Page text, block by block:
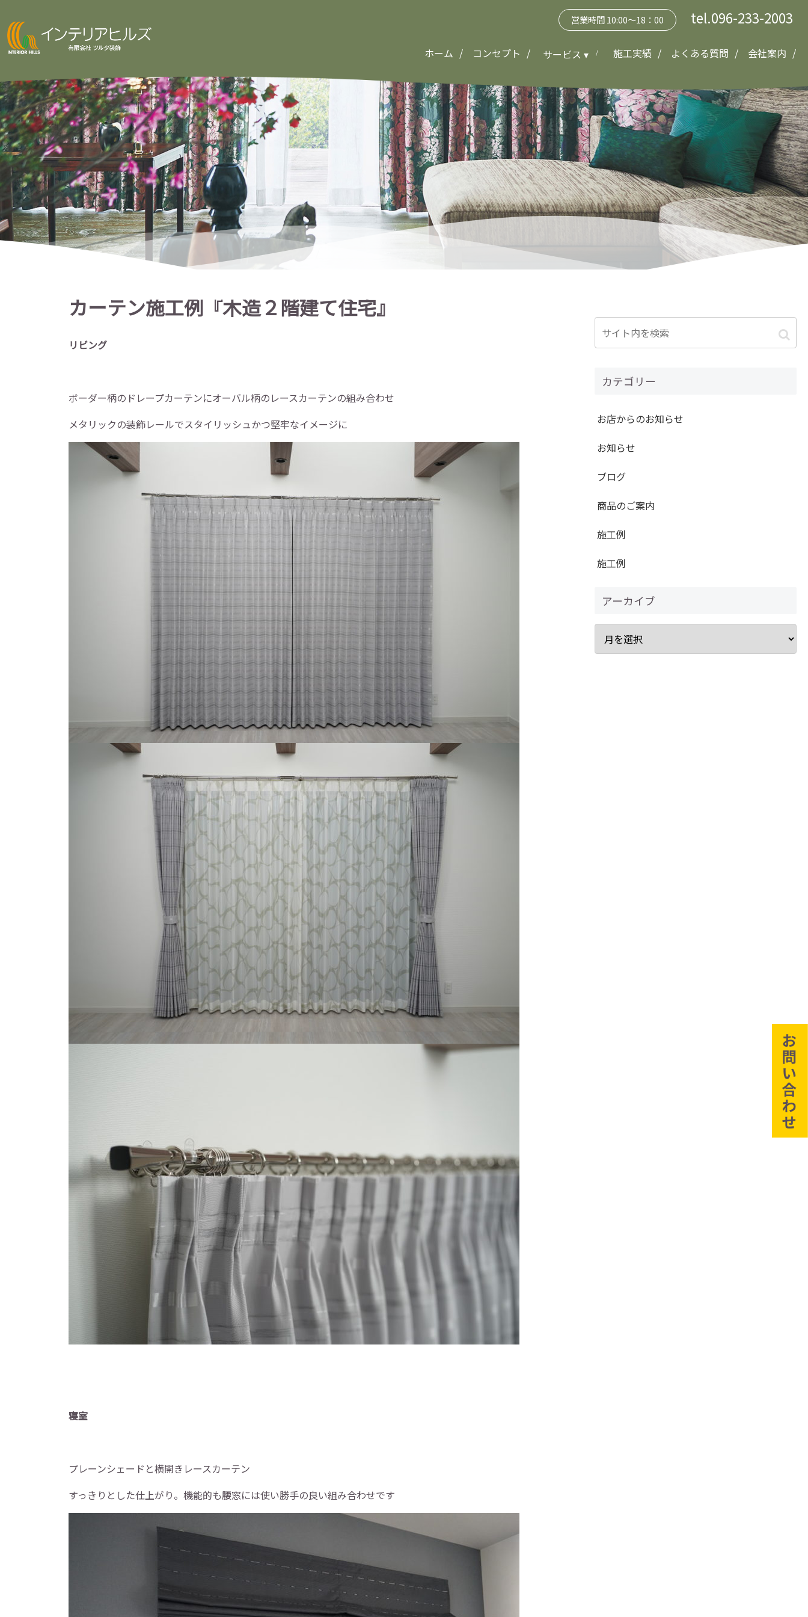
ホーム コンセプト サービス ▾ 施工実績 よくある質問 会社案内
営業時間 10:00～18：00 tel.096-233-2003
カーテン施工例『木造２階建て住宅』
リビング
ボーダー柄のドレープカーテンにオーバル柄のレースカーテンの組み合わせ
メタリックの装飾レールでスタイリッシュかつ堅牢なイメージに
寝室
プレーンシェードと横開きレースカーテン
すっきりとした仕上がり。機能的も腰窓には使い勝手の良い組み合わせです
カテゴリー
お店からのお知らせ
お知らせ
ブログ
商品のご案内
施工例
施工例
アーカイブ